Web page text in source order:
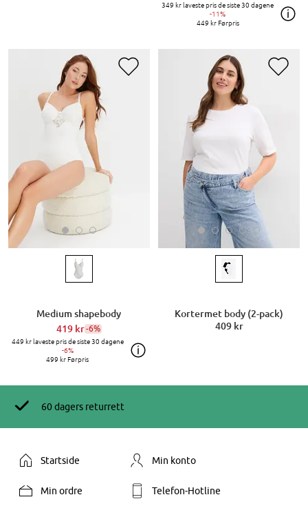
349 krlaveste pris de siste 30 dagene
-11%
449 krFørpris
Medium shapebody
419 kr-6%
449 krlaveste pris de siste 30 dagene
-6%
499 krFørpris
Kortermet body (2-pack)
409 kr
60 dagers returrett
Startside Min konto
Min ordre Telefon-Hotline